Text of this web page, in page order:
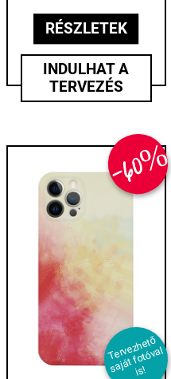
RÉSZLETEK
INDULHAT A
TERVEZÉS
-60%
T
er
v
e
z
h
et
ő
s
aj
át f
ot
ó
v
al
i
s!